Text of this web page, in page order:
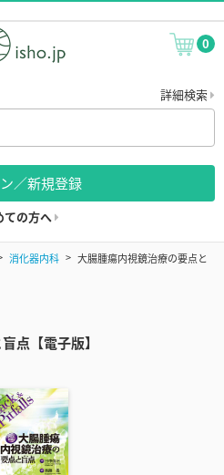
0
詳細検索
／新規登録
ての方へ
消化器内科
大腸腫瘍内視鏡治療の要点と
点【電子版】